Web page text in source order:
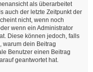
als überarbeitet
auch der letzte Zeitpunkt der
nicht, wenn noch
wenn ein Administrator
Diese können jedoch, falls
warum dein Beitrag
Benutzer einen Beitrag
geantwortet hat.